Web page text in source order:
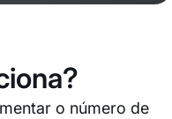
o número de